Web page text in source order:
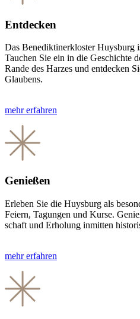
Entdecken
Das Benedik­tiner­kloster Huys­burg
Tauchen Sie ein in die Geschichte
Rande des Harzes und entdecken
Glaubens.
mehr erfahren
Genießen
Erleben Sie die Huys­burg als
Feiern, Tagungen und Kurse.
schaft und Erholung inmitten
mehr erfahren